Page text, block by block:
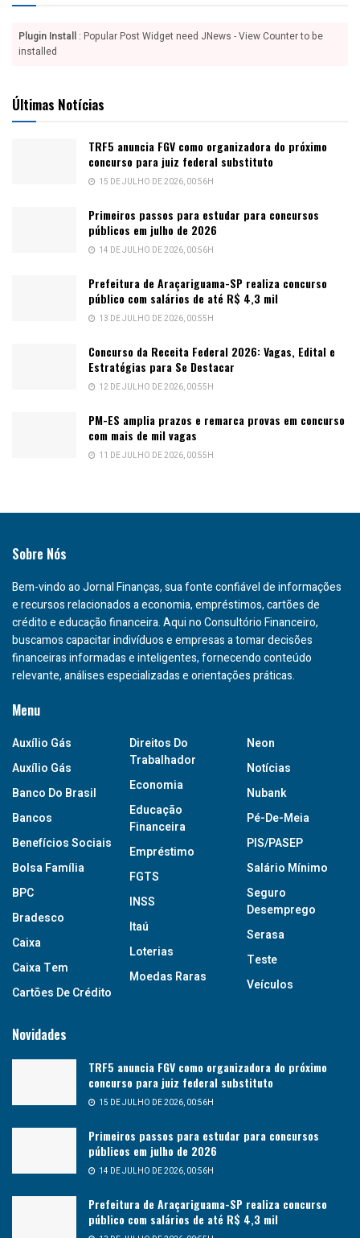
Plugin Install : Popular Post Widget need JNews - View Counter to be
installed
Últimas Notícias
TRF5 anuncia FGV como organizadora do próximo
concurso para juiz federal substituto
15 DE JULHO DE 2026, 00:56H
Primeiros passos para estudar para concursos
públicos em julho de 2026
14 DE JULHO DE 2026, 00:56H
Prefeitura de Araçariguama-SP realiza concurso
público com salários de até R$ 4,3 mil
13 DE JULHO DE 2026, 00:55H
Concurso da Receita Federal 2026: Vagas, Edital e
Estratégias para Se Destacar
12 DE JULHO DE 2026, 00:55H
PM-ES amplia prazos e remarca provas em concurso
com mais de mil vagas
11 DE JULHO DE 2026, 00:55H
Sobre Nós
Bem-vindo ao Jornal Finanças, sua fonte confiável de informações
e recursos relacionados a economia, empréstimos, cartões de
crédito e educação financeira. Aqui no Consultório Financeiro,
buscamos capacitar indivíduos e empresas a tomar decisões
financeiras informadas e inteligentes, fornecendo conteúdo
relevante, análises especializadas e orientações práticas.
Menu
Auxílio Gás
Auxílio Gás
Banco Do Brasil
Bancos
Benefícios Sociais
Bolsa Família
BPC
Bradesco
Caixa
Caixa Tem
Cartões De Crédito
Direitos Do
Trabalhador
Economia
Educação
Financeira
Empréstimo
FGTS
INSS
Itaú
Loterias
Moedas Raras
Neon
Notícias
Nubank
Pé-De-Meia
PIS/PASEP
Salário Mínimo
Seguro
Desemprego
Serasa
Teste
Veículos
Novidades
TRF5 anuncia FGV como organizadora do próximo
concurso para juiz federal substituto
15 DE JULHO DE 2026, 00:56H
Primeiros passos para estudar para concursos
públicos em julho de 2026
14 DE JULHO DE 2026, 00:56H
Prefeitura de Araçariguama-SP realiza concurso
público com salários de até R$ 4,3 mil